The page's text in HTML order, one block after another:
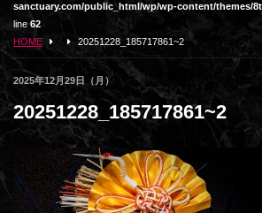
sanctuary.com/public_html/wp/wp-content/themes/
line 62
HOME
20251228_185717861~2
2025年12月29日（月）
20251228_185717861~2